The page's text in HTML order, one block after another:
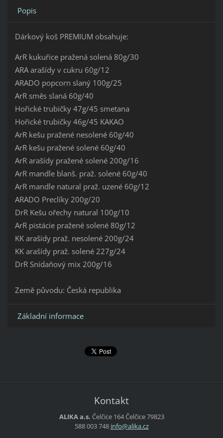
Popis
Dárkový koš PREMIUM obsahuje:
ArR kukuřice pražená solená 80g/30
ARA arašídy v cukru 60g/12
ARADO popcorn slaný 100g/25
ArR směs slaná 60g/40
Hořické trubičky 47g/45 smetana
Hořické trubičky 46g/45 KAKAO
ArR kešu pražené nesolené 60g/40
ArR kešu pražené solené 60g/40
ArR arašídy pražené solené 200g/16
ArR mandle blanš. praž. solené 60g/40
ArR mandle natural praž. uzené 60g/12
ARADO Preclíky 200g/20
DrR Kešu ořechy natural 100g/10
ArR pistácie pražené solené 80g/12
KK arašídy praž. nesolené 200g/24
KK arašídy praž. solené 227g/24
DrR Snídaňový mix 200g/16
Země původu: Česká republika
Základní informace
Kontakt
ALIKA a.s. Čelčice 164Čelčice79823
588 003 748 info@alika.cz